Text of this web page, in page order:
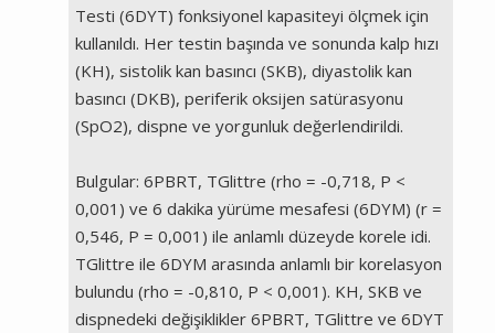
Testi (6DYT) fonksiyonel kapasiteyi ölçmek için
kullanıldı. Her testin başında ve sonunda kalp hızı
(KH), sistolik kan basıncı (SKB), diyastolik kan
basıncı (DKB), periferik oksijen satürasyonu
(SpO2), dispne ve yorgunluk değerlendirildi.
Bulgular: 6PBRT, TGlittre (rho = -0,718, P <
0,001) ve 6 dakika yürüme mesafesi (6DYM) (r =
0,546, P = 0,001) ile anlamlı düzeyde korele idi.
TGlittre ile 6DYM arasında anlamlı bir korelasyon
bulundu (rho = -0,810, P < 0,001). KH, SKB ve
dispnedeki değişiklikler 6PBRT, TGlittre ve 6DYT